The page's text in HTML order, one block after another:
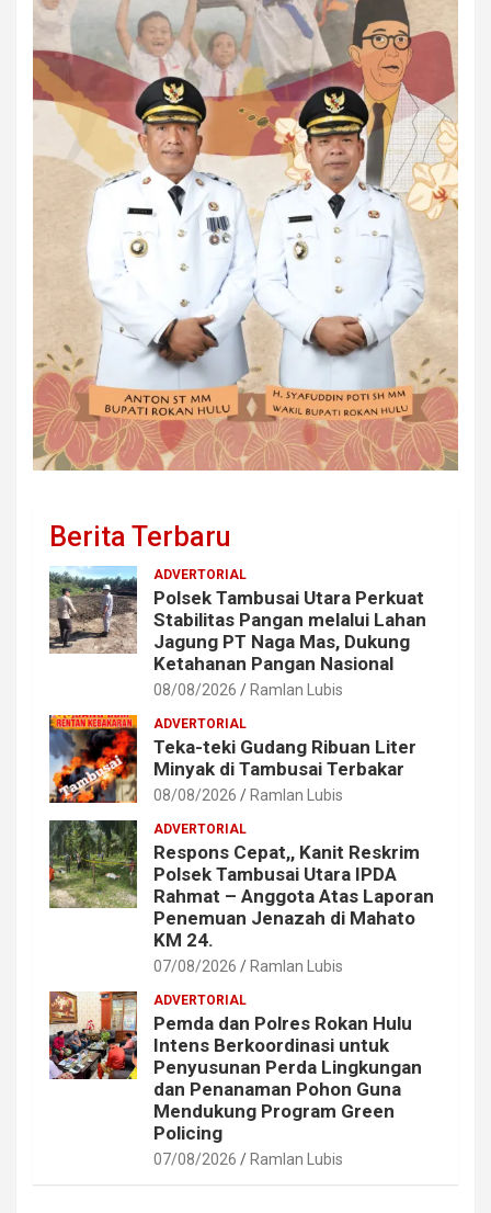
Berita Terbaru
ADVERTORIAL
Polsek Tambusai Utara Perkuat
Stabilitas Pangan melalui Lahan
Jagung PT Naga Mas, Dukung
Ketahanan Pangan Nasional
08/08/2026 Ramlan Lubis
ADVERTORIAL
Teka-teki Gudang Ribuan Liter
Minyak di Tambusai Terbakar
08/08/2026 Ramlan Lubis
ADVERTORIAL
Respons Cepat,, Kanit Reskrim
Polsek Tambusai Utara IPDA
Rahmat – Anggota Atas Laporan
Penemuan Jenazah di Mahato
KM 24.
07/08/2026 Ramlan Lubis
ADVERTORIAL
Pemda dan Polres Rokan Hulu
Intens Berkoordinasi untuk
Penyusunan Perda Lingkungan
dan Penanaman Pohon Guna
Mendukung Program Green
Policing
07/08/2026 Ramlan Lubis